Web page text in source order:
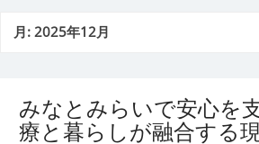
月:2025年12月
みなとみらいで安心を
療と暮らしが融合する